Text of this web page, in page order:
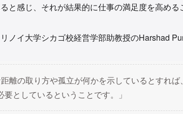
と感じ、それが結果的に仕事の満足度を高める
ノイ大学シカゴ校経営学部助教授のHarshad
距離の取り方や孤立が何かを示しているとすれ
としているということです。」